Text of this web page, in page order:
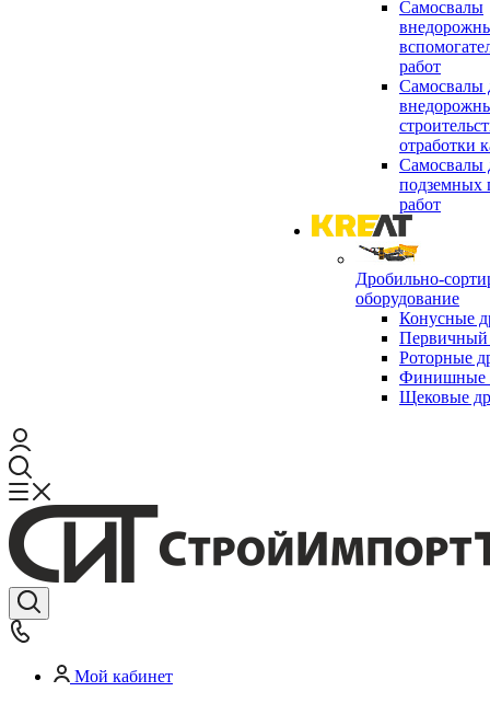
Самосвалы
работ
Самосвалы
отработки
Самосвалы
подземных
работ
Дробильно-
оборудование
Конусные
Первичный
Роторные
Финишные
Щековые
Мой кабинет